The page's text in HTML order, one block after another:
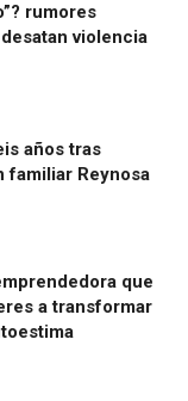
rumores
violencia
años tras
familiar Reynosa
que
a transformar